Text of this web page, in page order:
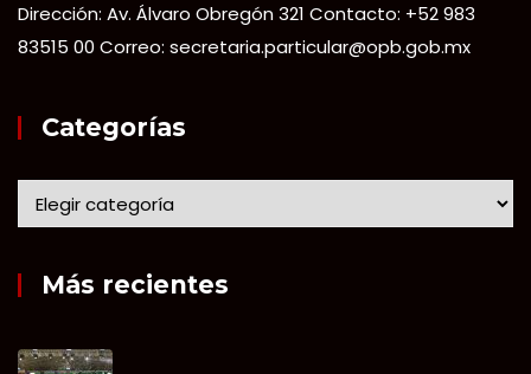
Dirección: Av. Álvaro Obregón 321 Contacto: +52 983
83515 00 Correo: secretaria.particular@opb.gob.mx
Categorías
Más recientes